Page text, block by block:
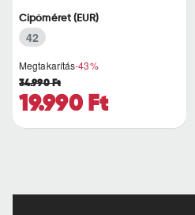
pillanataiban is azonnal r..
Megtakarítás-43%
19.990 Ft
34.990 Ft
Cipőméret (EUR)
42